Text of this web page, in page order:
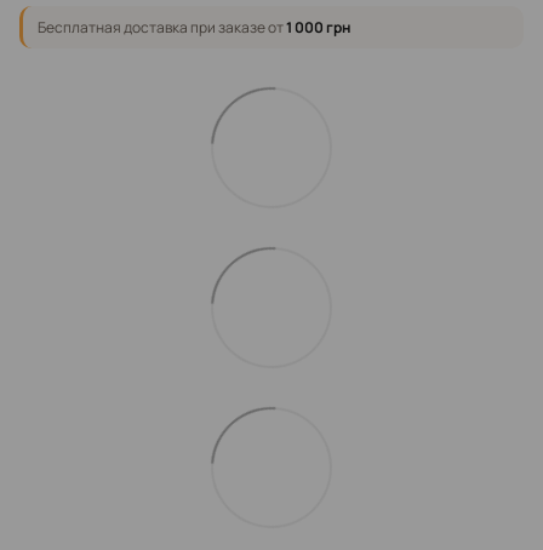
Бесплатная доставка при заказе от1 000 грн